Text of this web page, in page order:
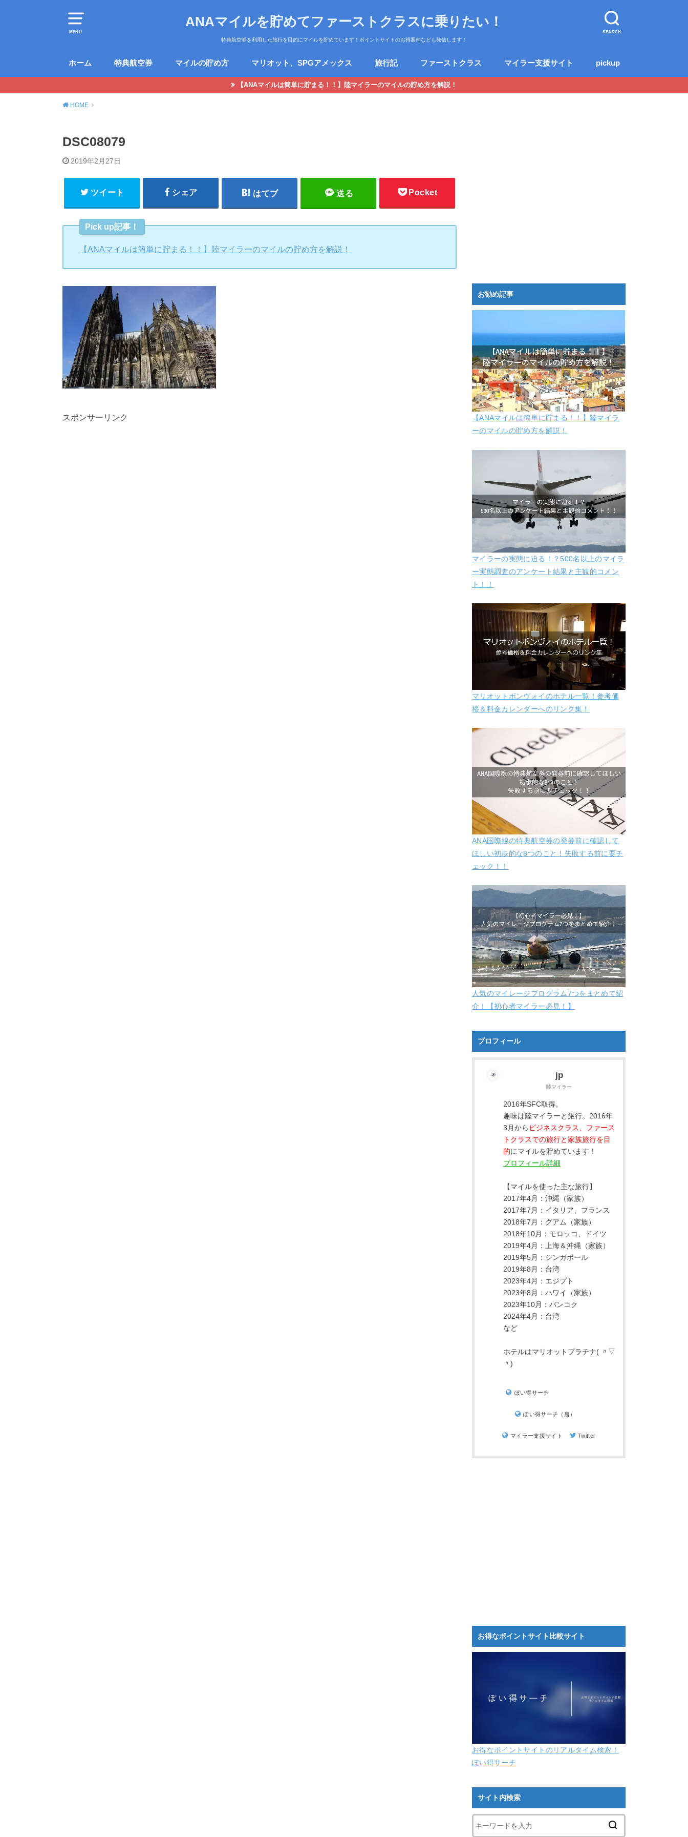
MENU SEARCH
ANAマイルを貯めてファーストクラスに乗りたい！
特典航空券を利用した旅行を目的にマイルを貯めています！ポイントサイトのお得案件なども発信します！
ホーム 特典航空券 マイルの貯め方 マリオット、SPGアメックス 旅行記 ファーストクラス マイラー支援サイト pickup
【ANAマイルは簡単に貯まる！！】陸マイラーのマイルの貯め方を解説！
HOME
DSC08079
2019年2月27日
ツイート シェア はてブ 送る Pocket
Pick up記事！
【ANAマイルは簡単に貯まる！！】陸マイラーのマイルの貯め方を解説！
スポンサーリンク
お勧め記事
【ANAマイルは簡単に貯まる！！】陸マイラ
ーのマイルの貯め方を解説！
マイラーの実態に迫る！？500名以上のマイラ
ー実態調査のアンケート結果と主観的コメン
ト！！
マリオットボンヴォイのホテル一覧！参考価
格＆料金カレンダーへのリンク集！
ANA国際線の特典航空券の発券前に確認して
ほしい初歩的な8つのこと！失敗する前に要チ
ェック！！
人気のマイレージプログラム7つをまとめて紹
介！【初心者マイラー必見！】
プロフィール
jp
陸マイラー
2016年SFC取得。
趣味は陸マイラーと旅行。2016年
3月から ビジネスクラス、ファース
トクラスでの旅行と家族旅行を目
的にマイルを貯めています！
プロフィール詳細
【マイルを使った主な旅行】
2017年4月：沖縄（家族）
2017年7月：イタリア、フランス
2018年7月：グアム（家族）
2018年10月：モロッコ、ドイツ
2019年4月：上海＆沖縄（家族）
2019年5月：シンガポール
2019年8月：台湾
2023年4月：エジプト
2023年8月：ハワイ（家族）
2023年10月：バンコク
2024年4月：台湾
など
ホテルはマリオットプラチナ( 〃▽
〃)
ぽい得サーチ
ぽい得サーチ（裏）
マイラー支援サイト Twitter
お得なポイントサイト比較サイト
お得なポイントサイトのリアルタイム検索！
ぽい得サーチ
サイト内検索